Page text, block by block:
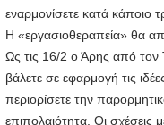
εναρμονίσετε κατά κάποιο
Η «εργασιοθεραπεία» θα
Ως τις 16/2 ο Άρης από τον
βάλετε σε εφαρμογή τις
περιορίσετε την
επιπολαιότητα. Οι σχέσεις